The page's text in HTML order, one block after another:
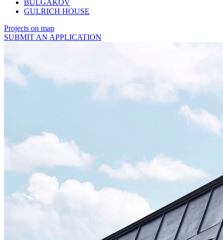
BULGAKOV
GULRICH HOUSE
Projects on map
SUBMIT AN APPLICATION